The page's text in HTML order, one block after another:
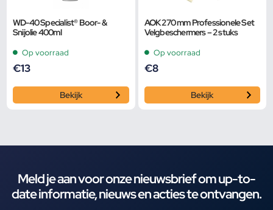
WD-40 Specialist® Boor- &
Snijolie 400ml
Op voorraad
€13
Bekijk
AOK 270 mm Professionele Set
Velgbeschermers – 2 stuks
Op voorraad
€8
Bekijk
Meld je aan voor onze nieuwsbrief om up-to-
date informatie, nieuws en acties te ontvangen.